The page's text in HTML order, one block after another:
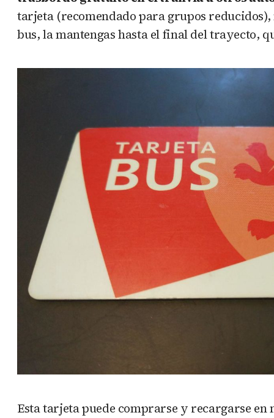
tarjeta (recomendado para grupos reducidos),
bus, la mantengas hasta el final del trayecto,
Esta tarjeta puede comprarse y recargarse en